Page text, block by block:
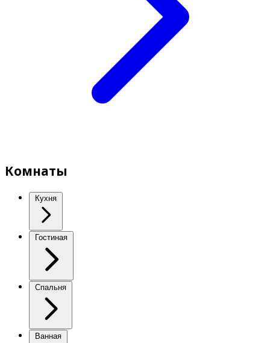
Комнаты
Кухня
Гостиная
Спальня
Ванная